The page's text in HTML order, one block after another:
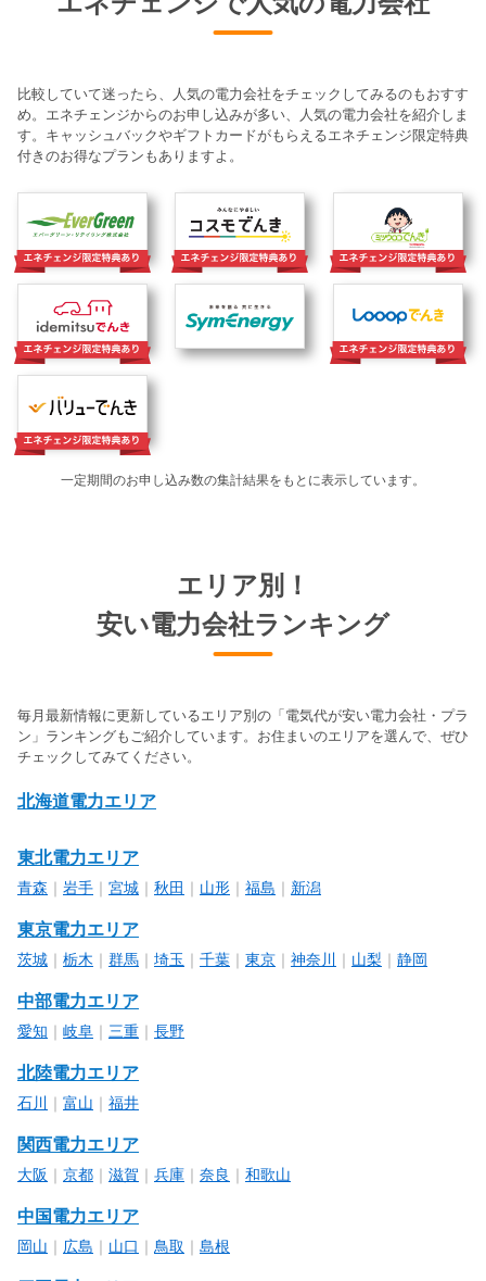
比較していて迷ったら、人気の電力会社をチェックしてみるのもおすす
め。エネチェンジからのお申し込みが多い、人気の電力会社を紹介しま
す。キャッシュバックやギフトカードがもらえるエネチェンジ限定特典
付きのお得なプランもありますよ。
一定期間のお申し込み数の集計結果をもとに表示しています。
エリア別！
安い電力会社ランキング
毎月最新情報に更新しているエリア別の「電気代が安い電力会社・プラ
ン」ランキングもご紹介しています。お住まいのエリアを選んで、ぜひ
チェックしてみてください。
北海道電力エリア
東北電力エリア
青森 ｜ 岩手 ｜ 宮城 ｜ 秋田 ｜ 山形 ｜ 福島 ｜ 新潟
東京電力エリア
茨城 ｜ 栃木 ｜ 群馬 ｜ 埼玉 ｜ 千葉 ｜ 東京 ｜ 神奈川 ｜ 山梨 ｜ 静岡
中部電力エリア
愛知 ｜ 岐阜 ｜ 三重 ｜ 長野
北陸電力エリア
石川 ｜ 富山 ｜ 福井
関西電力エリア
大阪 ｜ 京都 ｜ 滋賀 ｜ 兵庫 ｜ 奈良 ｜ 和歌山
中国電力エリア
岡山 ｜ 広島 ｜ 山口 ｜ 鳥取 ｜ 島根